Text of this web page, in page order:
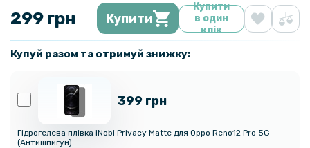
299 грн Купити
Купити
в один
клік
Купуй разом та отримуй знижку:
399 грн
Гідрогелева плівка iNobi Privacy Matte для Oppo Reno12 Pro 5G
(Антишпигун)